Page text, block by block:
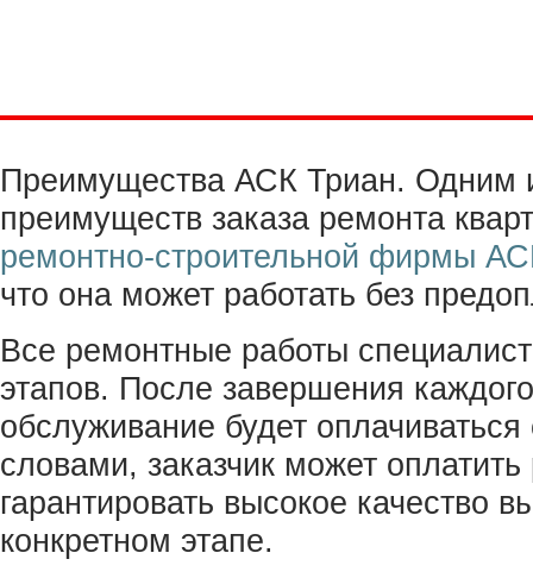
Преимущества АСК Триан. Одним
преимуществ заказа ремонта
ремонтно-строительной фирмы
что она может работать без
Все ремонтные работы
этапов. После завершения
обслуживание будет
словами, заказчик может
гарантировать высокое качество
конкретном этапе.